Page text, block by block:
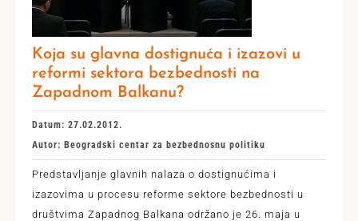
Koja su glavna dostignuća i izazovi u
reformi sektora bezbednosti na
Zapadnom Balkanu?
Datum: 27.02.2012.
Autor: Beogradski centar za bezbednosnu politiku
Predstavljanje glavnih nalaza o dostignućima i
izazovima u procesu reforme sektore bezbednosti u
društvima Zapadnog Balkana održano je 26. maja u